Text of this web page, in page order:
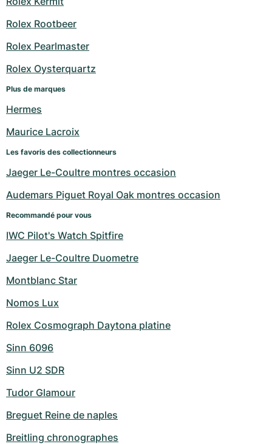
Rolex Rootbeer
Rolex Pearlmaster
Rolex Oysterquartz
Plus de marques
Hermes
Maurice Lacroix
Les favoris des collectionneurs
Jaeger Le-Coultre montres occasion
Audemars Piguet Royal Oak montres occasion
Recommandé pour vous
IWC Pilot's Watch Spitfire
Jaeger Le-Coultre Duometre
Montblanc Star
Nomos Lux
Rolex Cosmograph Daytona platine
Sinn 6096
Sinn U2 SDR
Tudor Glamour
Breguet Reine de naples
Breitling chronographes